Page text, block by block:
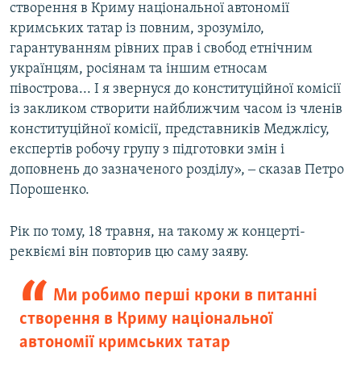
створення в Криму національної автономії
кримських татар із повним, зрозуміло,
гарантуванням рівних прав і свобод етнічним
українцям, росіянам та іншим етносам
півострова... І я звернуся до конституційної комісії
із закликом створити найближчим часом із членів
конституційної комісії, представників Меджлісу,
експертів робочу групу з підготовки змін і
доповнень до зазначеного розділу», ‒ сказав Петро
Порошенко.
Рік по тому, 18 травня, на такому ж концерті-
реквіємі він повторив цю саму заяву.
Ми робимо перші кроки в питанні
створення в Криму національної
автономії кримських татар